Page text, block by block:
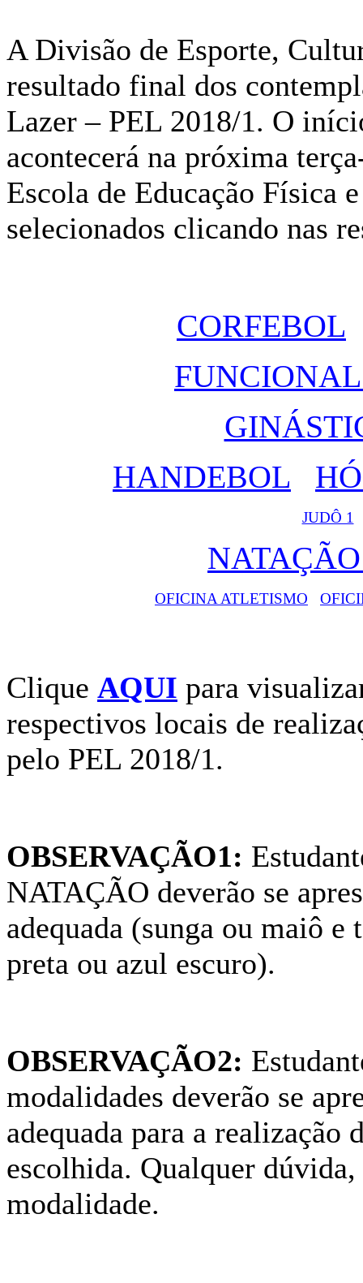
A Divisão de Esporte,
resultado final dos
Lazer – PEL 2018/1. O
acontecerá na próxima
Escola de Educação Física
selecionados clicando nas
CORFEBOL
HANDEBOL
JUDÔ 1
OFICINA ATLETISMO
Clique AQUI para
respectivos locais de
pelo PEL 2018/1.
OBSERVAÇÃO1:
NATAÇÃO deverão se
adequada (sunga ou maiô
preta ou azul escuro).
OBSERVAÇÃO2:
modalidades deverão se
adequada para a realização
escolhida. Qualquer
modalidade.